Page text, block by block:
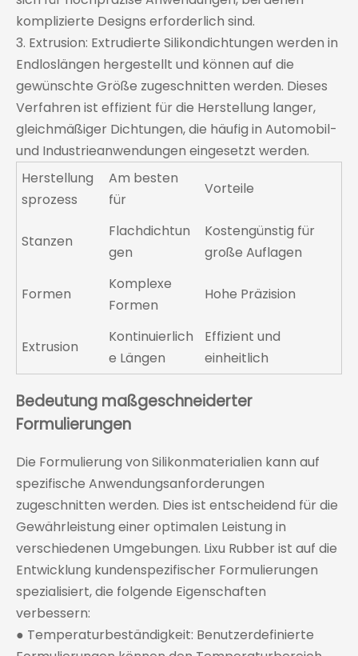
komplizierte Designs erforderlich sind.
3. Extrusion: Extrudierte Silikondichtungen werden in
Endloslängen hergestellt und können auf die
gewünschte Größe zugeschnitten werden. Dieses
Verfahren ist effizient für die Herstellung langer,
gleichmäßiger Dichtungen, die häufig in Automobil-
und Industrieanwendungen eingesetzt werden.
Herstellung
sprozess
Am besten
für
Vorteile
Stanzen
Flachdichtun
gen
Kostengünstig für
große Auflagen
Formen
Komplexe
Formen
Hohe Präzision
Extrusion
Kontinuierlich
e Längen
Effizient und
einheitlich
Bedeutung maßgeschneiderter
Formulierungen
Die Formulierung von Silikonmaterialien kann auf
spezifische Anwendungsanforderungen
zugeschnitten werden. Dies ist entscheidend für die
Gewährleistung einer optimalen Leistung in
verschiedenen Umgebungen. Lixu Rubber ist auf die
Entwicklung kundenspezifischer Formulierungen
spezialisiert, die folgende Eigenschaften
verbessern:
● Temperaturbeständigkeit: Benutzerdefinierte